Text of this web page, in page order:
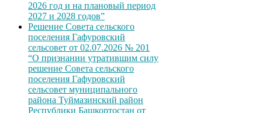
2026 год и на плановый период
2027 и 2028 годов”
Решение Совета сельского
поселения Гафуровский
сельсовет от 02.07.2026 № 201
“О признании утратившим силу
решение Совета сельского
поселения Гафуровский
сельсовет муниципального
района Туймазинский район
Республики Башкортостан от